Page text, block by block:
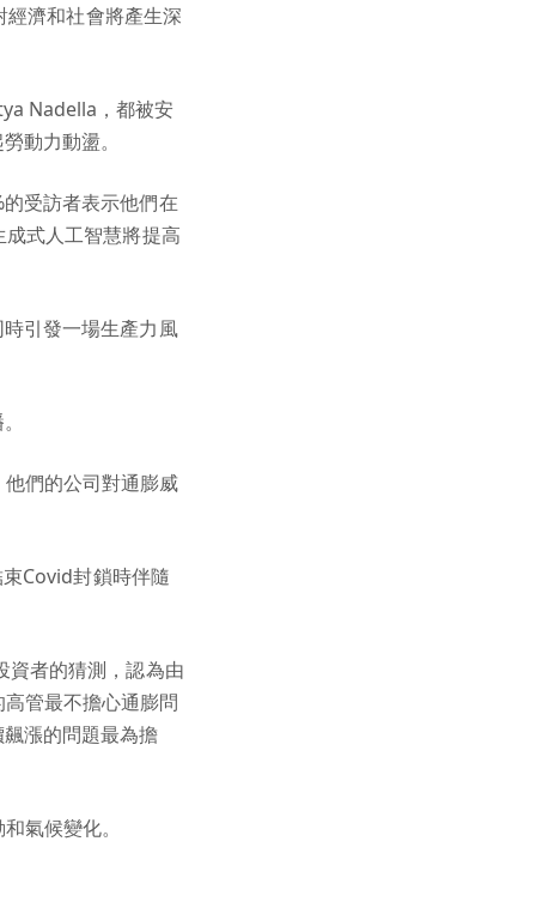
濟和社會將產生深
Nadella，都被安
動力動盪。
受訪者表示他們在
式人工智慧將提高
引發一場生產力風
們的公司對通膨威
Covid封鎖時伴隨
資者的猜測，認為由
管最不擔心通膨問
漲的問題最為擔
氣候變化。